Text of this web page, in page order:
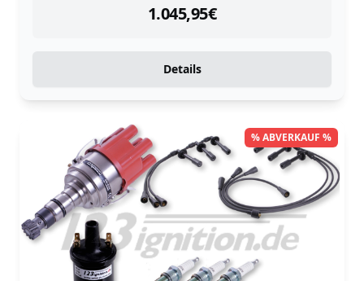
1.045,95€
instock
Details
% ABVERKAUF %